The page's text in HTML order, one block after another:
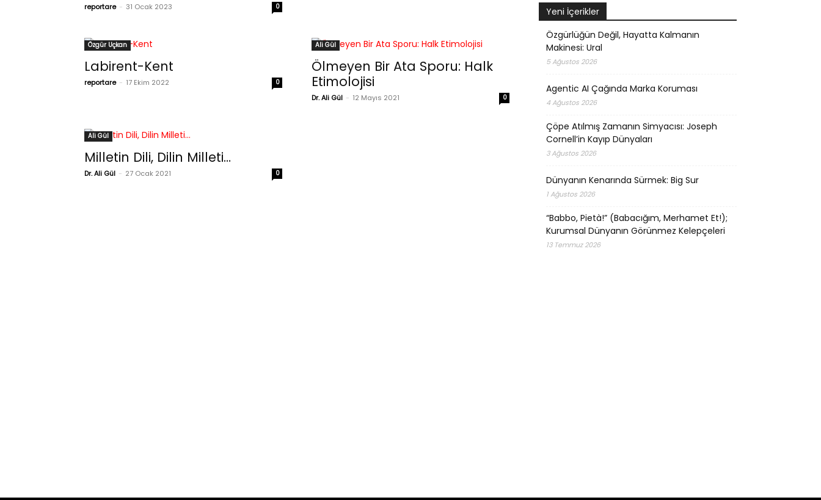
reportare - 31 Ocak 2023 0
Özgür Uçkan
Labirent-Kent
reportare - 17 Ekim 2022 0
Ali Gül
Ölmeyen Bir Ata Sporu: Halk
Etimolojisi
Dr. Ali Gül - 12 Mayıs 2021 0
Ali Gül
Milletin Dili, Dilin Milleti…
Dr. Ali Gül - 27 Ocak 2021 0
Yeni İçerikler
Özgürlüğün Değil, Hayatta Kalmanın
Makinesi: Ural
5 Ağustos 2026
Agentic AI Çağında Marka Koruması
4 Ağustos 2026
Çöpe Atılmış Zamanın Simyacısı: Joseph
Cornell’in Kayıp Dünyaları
3 Ağustos 2026
Dünyanın Kenarında Sürmek: Big Sur
1 Ağustos 2026
“Babbo, Pietà!” (Babacığım, Merhamet Et!);
Kurumsal Dünyanın Görünmez Kelepçeleri
13 Temmuz 2026